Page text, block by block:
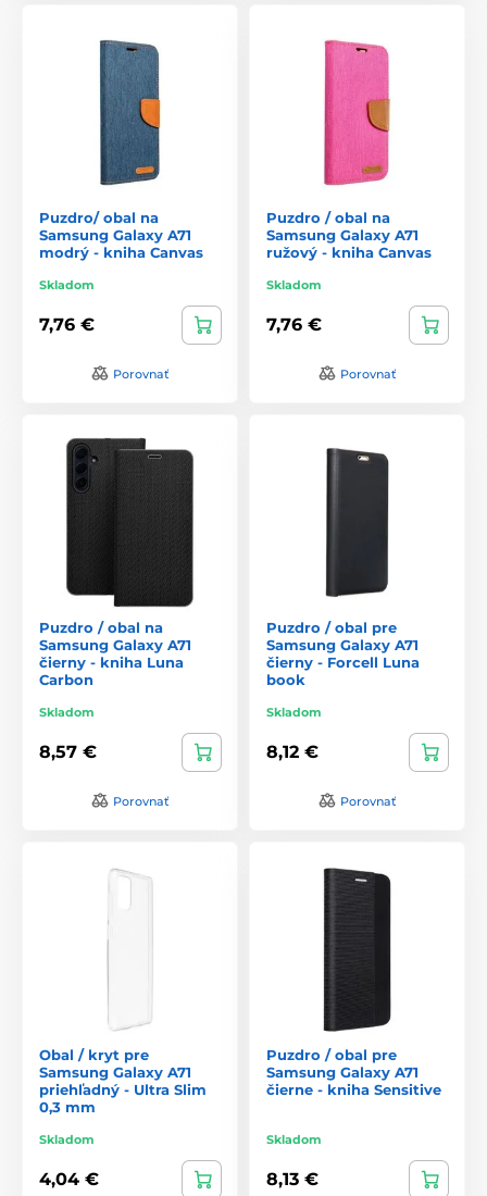
Puzdro/ obal na
Samsung Galaxy A71
modrý - kniha Canvas
Skladom
7,76 €
Porovnať
Puzdro / obal na
Samsung Galaxy A71
ružový - kniha Canvas
Skladom
7,76 €
Porovnať
Puzdro / obal na
Samsung Galaxy A71
čierny - kniha Luna
Carbon
Skladom
8,57 €
Porovnať
Puzdro / obal pre
Samsung Galaxy A71
čierny - Forcell Luna
book
Skladom
8,12 €
Porovnať
Obal / kryt pre
Samsung Galaxy A71
priehľadný - Ultra Slim
0,3 mm
Skladom
4,04 €
Puzdro / obal pre
Samsung Galaxy A71
čierne - kniha Sensitive
Skladom
8,13 €